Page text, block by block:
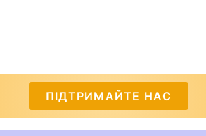
ПІДТРИМАЙТЕ НАС